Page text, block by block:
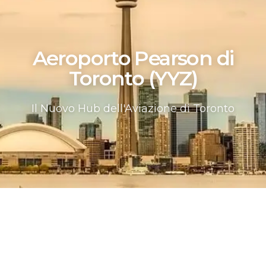
Aeroporto Pearson di
Toronto (YYZ)
Il Nuovo Hub dell'Aviazione di Toronto